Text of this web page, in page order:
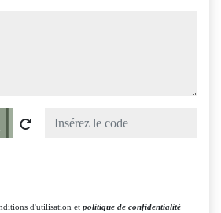
d'utilisation et politique de confidentialité